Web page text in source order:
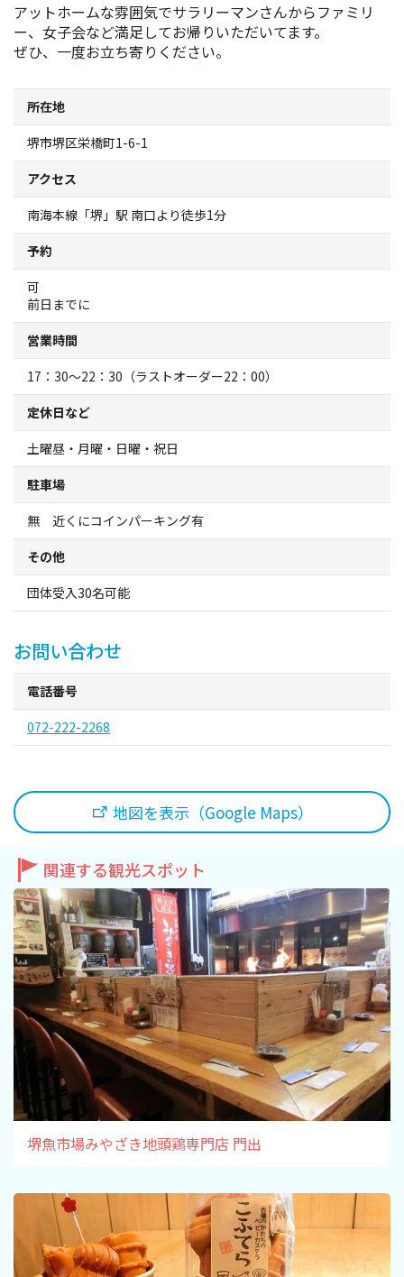
開花情報
スポーツ施設
NEWS
お問い合わせ
堺ナビ
地図から探す
スポット検索
観光案内所
観光パンフレット
堺おもてなしチケット
お役立ち情報紹介
交通・アクセス
堺観光コンベンション協会について
協会からのお知らせ
旅行業約款及びご旅行条件書について
リンク集
for Business
アットホームな雰囲気でサラリーマンさんからファミリ
ー、女子会など満足してお帰りいただいてます。
ぜひ、一度お立ち寄りください。
所在地
堺市堺区栄橋町1-6-1
アクセス
南海本線「堺」駅 南口より徒歩1分
予約
可
前日までに
営業時間
17：30～22：30（ラストオーダー22：00）
定休日など
土曜昼・月曜・日曜・祝日
駐車場
無 近くにコインパーキング有
その他
団体受入30名可能
お問い合わせ
電話番号
072-222-2268
地図を表示（Google Maps）
関連する観光スポット
堺魚市場みやざき地頭鶏専門店 門出